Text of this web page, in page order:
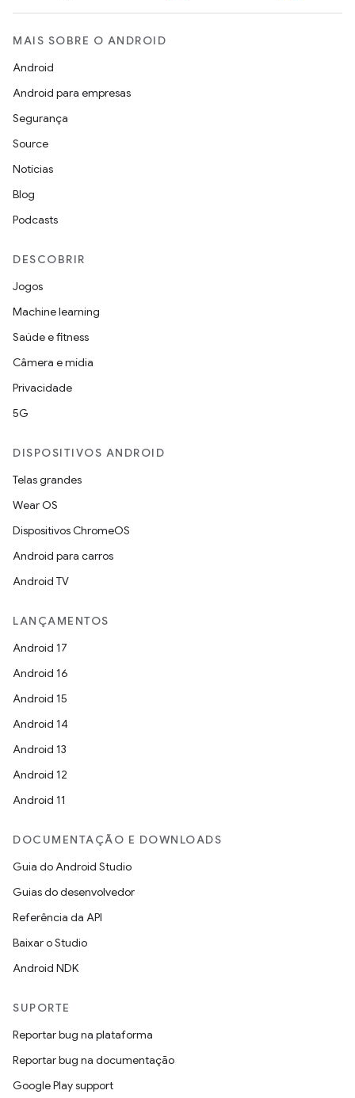
MAIS SOBRE O ANDROID
Android
Android para empresas
Segurança
Source
Notícias
Blog
Podcasts
DESCOBRIR
Jogos
Machine learning
Saúde e fitness
Câmera e mídia
Privacidade
5G
DISPOSITIVOS ANDROID
Telas grandes
Wear OS
Dispositivos ChromeOS
Android para carros
Android TV
LANÇAMENTOS
Android 17
Android 16
Android 15
Android 14
Android 13
Android 12
Android 11
DOCUMENTAÇÃO E DOWNLOADS
Guia do Android Studio
Guias do desenvolvedor
Referência da API
Baixar o Studio
Android NDK
SUPORTE
Reportar bug na plataforma
Reportar bug na documentação
Google Play support